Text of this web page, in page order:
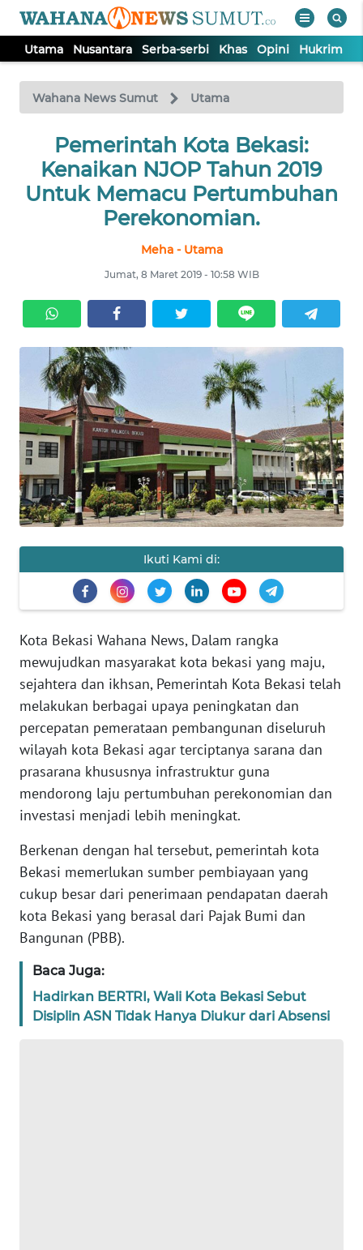
Utama Nusantara Serba-serbi Khas Opini Hukrim
Wahana News Sumut Utama
Pemerintah Kota Bekasi:
Kenaikan NJOP Tahun 2019
Untuk Memacu Pertumbuhan
Perekonomian.
Meha - Utama
Jumat, 8 Maret 2019 - 10:58 WIB
Ikuti Kami di:
Kota Bekasi Wahana News, Dalam rangka
mewujudkan masyarakat kota bekasi yang maju,
sejahtera dan ikhsan, Pemerintah Kota Bekasi telah
melakukan berbagai upaya peningkatan dan
percepatan pemerataan pembangunan diseluruh
wilayah kota Bekasi agar terciptanya sarana dan
prasarana khususnya infrastruktur guna
mendorong laju pertumbuhan perekonomian dan
investasi menjadi lebih meningkat.
Berkenan dengan hal tersebut, pemerintah kota
Bekasi memerlukan sumber pembiayaan yang
cukup besar dari penerimaan pendapatan daerah
kota Bekasi yang berasal dari Pajak Bumi dan
Bangunan (PBB).
Baca Juga:
Hadirkan BERTRI, Wali Kota Bekasi Sebut
Disiplin ASN Tidak Hanya Diukur dari Absensi
TV
Tutup
UTAMA
NUSANTARA
KHAS
HUKRIM
PERISTIWA
Informasi
INDEKS
BERITA
KONTAK
INFO
IKLAN
TENTANG
KAMI
PEDOMAN
MEDIA
KARIR
DISCLAIMER
Regional